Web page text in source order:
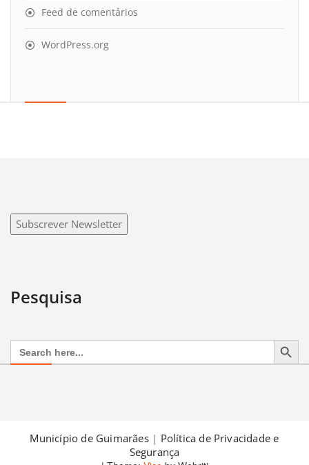
Feed de comentários
WordPress.org
Subscrever Newsletter
Pesquisa
Search
for:
Search Button
Município de Guimarães| Política de Privacidade e
Segurança